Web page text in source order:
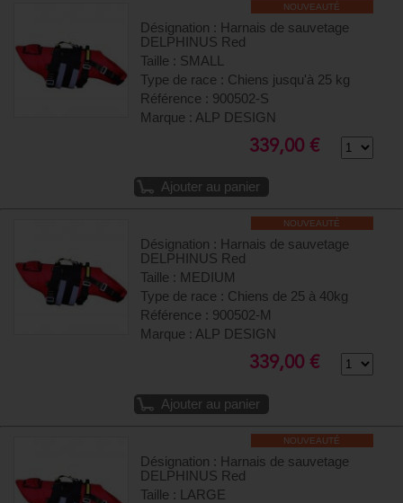
NOUVEAUTÉ
Désignation : Harnais de sauvetage
DELPHINUS Red
Taille : SMALL
Type de race : Chiens jusqu'à 25 kg
Référence : 900502-S
Marque : ALP DESIGN
339,00 €
Ajouter au panier
NOUVEAUTÉ
Désignation : Harnais de sauvetage
DELPHINUS Red
Taille : MEDIUM
Type de race : Chiens de 25 à 40kg
Référence : 900502-M
Marque : ALP DESIGN
339,00 €
Ajouter au panier
NOUVEAUTÉ
Désignation : Harnais de sauvetage
DELPHINUS Red
Taille : LARGE